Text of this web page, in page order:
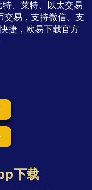
、莱特、以太交易
交易，支持微信、支
捷，欧易下载官方
下载